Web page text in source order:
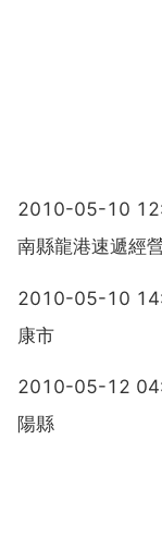
2010-05-10
南縣龍港速遞經
2010-05-10
康市
2010-05-12
陽縣